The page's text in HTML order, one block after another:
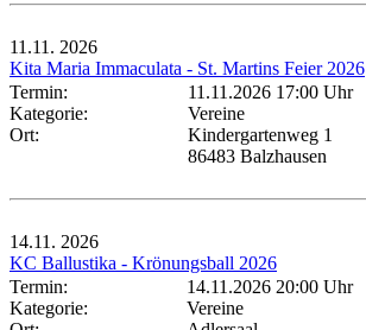
11.11. 2026
Kita Maria Immaculata - St. Martins Feier 2026
Termin:
11.11.2026 17:00 Uhr
Kategorie:
Vereine
Ort:
Kindergartenweg 1
86483 Balzhausen
14.11. 2026
KC Ballustika - Krönungsball 2026
Termin:
14.11.2026 20:00 Uhr
Kategorie:
Vereine